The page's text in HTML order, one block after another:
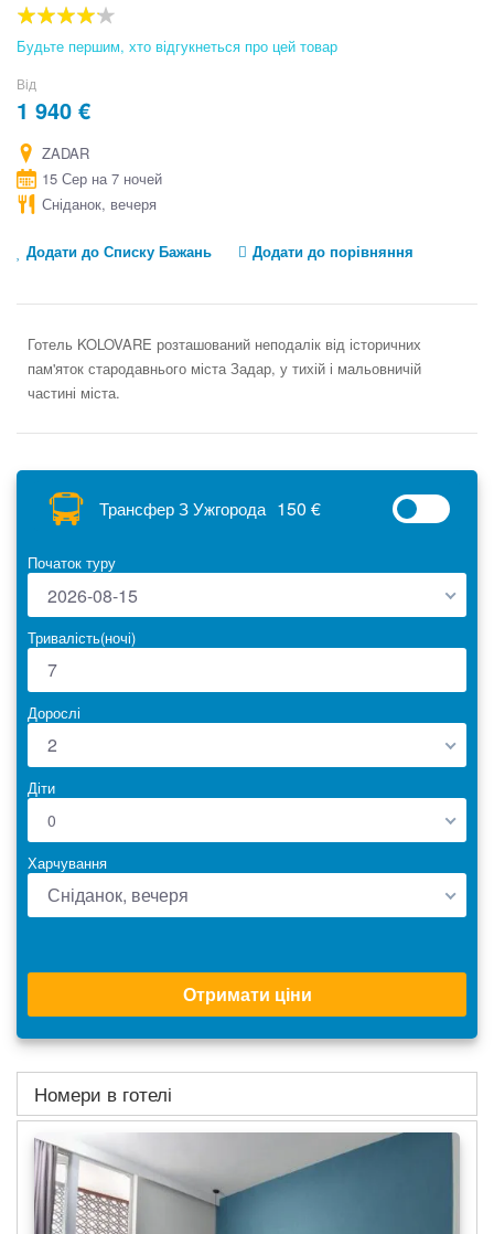
80
% of
Будьте першим, хто відгукнеться про цей товар
Від
1 940 €
ZADAR
15 Сер на 7 ночей
Сніданок, вечеря
Додати до Списку Бажань Додати до порівняння
Готель KOLOVARE розташований неподалік від історичних
пам'яток стародавнього міста Задар, у тихій і мальовничій
частині міста.
beginning
images
gallery
Трансфер З Ужгорода 150 €
Початок туру
2026-08-15
Тривалість(ночі)
Дорослі
2
Діти
0
Харчування
Сніданок, вечеря
Отримати ціни
Номери в готелі